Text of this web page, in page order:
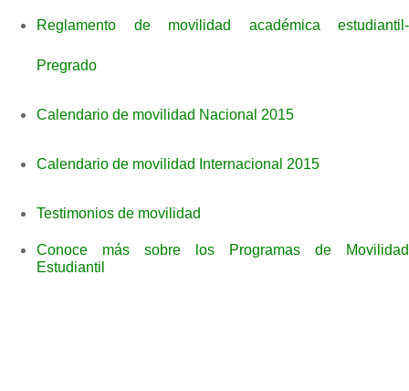
Reglamento de movilidad académica estudiantil-
Pregrado
Calendario de movilidad Nacional 2015
Calendario de movilidad Internacional 2015
Testimonios de movilidad
Conoce más sobre los Programas de Movilidad
Estudiantil